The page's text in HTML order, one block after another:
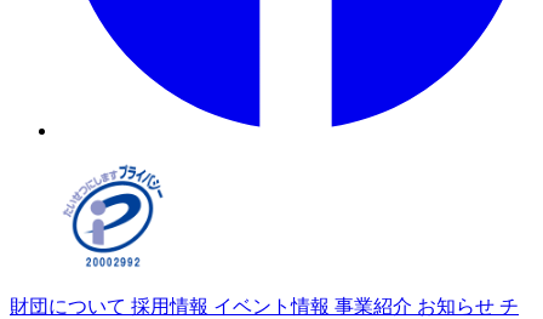
財団について 採用情報 イベント情報 事業紹介 お知らせ チ